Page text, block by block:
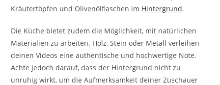
Kräutertöpfen und Olivenölflaschen im Hintergrund.
Die Küche bietet zudem die Möglichkeit, mit natürlichen
Materialien zu arbeiten. Holz, Stein oder Metall verleihen
deinen Videos eine authentische und hochwertige Note.
Achte jedoch darauf, dass der Hintergrund nicht zu
unruhig wirkt, um die Aufmerksamkeit deiner Zuschauer